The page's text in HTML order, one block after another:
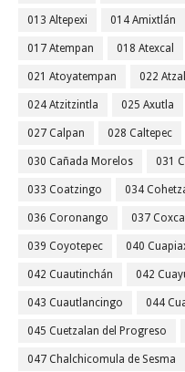
013 Altepexi 014 Amixtlán
017 Atempan 018 Atexcal
021 Atoyatempan 022
024 Atzitzintla 025 Axutla
027 Calpan 028 Caltepec
030 Cañada Morelos 031
033 Coatzingo 034
036 Coronango 037
039 Coyotepec 040
042 Cuautinchán 042
043 Cuautlancingo 044
045 Cuetzalan del Progreso
047 Chalchicomula de Sesma